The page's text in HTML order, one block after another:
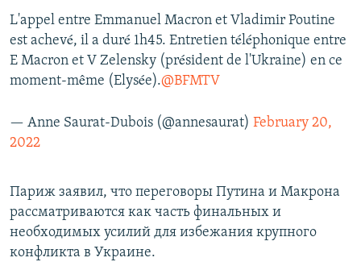
L'appel entre Emmanuel Macron et Vladimir Poutine
est achevé, il a duré 1h45. Entretien téléphonique entre
E Macron et V Zelensky (président de l'Ukraine) en ce
moment-même (Elysée).@BFMTV
— Anne Saurat-Dubois (@annesaurat) February 20,
2022
Париж заявил, что переговоры Путина и Макрона
рассматриваются как часть финальных и
необходимых усилий для избежания крупного
конфликта в Украине.